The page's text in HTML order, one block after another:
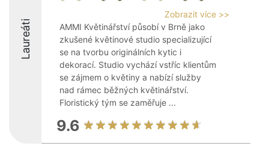
Laureáti
Zobrazit více >>
AMMI Květinářství působí v Brně jako
zkušené květinové studio specializující
se na tvorbu originálních kytic i
dekorací. Studio vychází vstříc klientům
se zájmem o květiny a nabízí služby
nad rámec běžných květinářství.
Floristický tým se zaměřuje ...
9.6